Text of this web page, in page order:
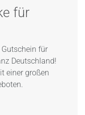
für
Gutschein für
Deutschland!
einer großen